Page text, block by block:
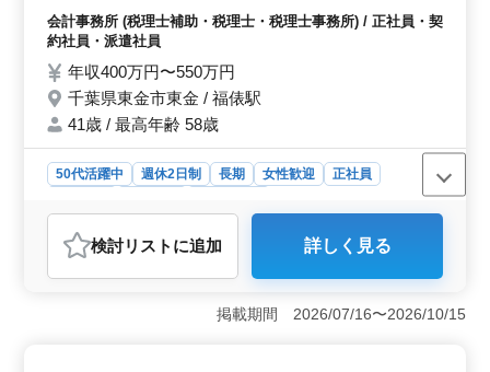
方が歓迎されており、長年培ったノウハウを活かして、
即戦力としてご活躍いただける環境が整っています。年
収450万円〜700万円という高水準の報酬も魅力です。
計監査） ・法人及び個人の税務会計業務 ・
各種税務申告書類の作成及び税務相談業務
・会社設立、事業承継等のサポート ・相続
対策～相続税申告業務 ・経営アドバイス ＊
50代活躍中 ＊残業少なめ ＊ベテラン経験者
大募集
会計事務所 (税理士補助・税理士・税理士事務所) / 正社員・契
約社員・派遣社員
年収400万円〜550万円
千葉県東金市東金 / 福俵駅
41歳 / 最高年齢 58歳
50代活躍中 週休2日制 長期 女性歓迎
正社員
おすすめポイント
＜働きやすい環境＞ 残業が少なく、週休2日制の働き方
が整っています。地元に根ざした会計事務所なので、通
勤もストレスフリーです。駅から徒歩5分以内でアクセス
が良く、仕事とプライベートのバランスを取りやすい環
検討リスト に追加 詳しく見る
掲載期間 2026/07/16〜2026/10/15